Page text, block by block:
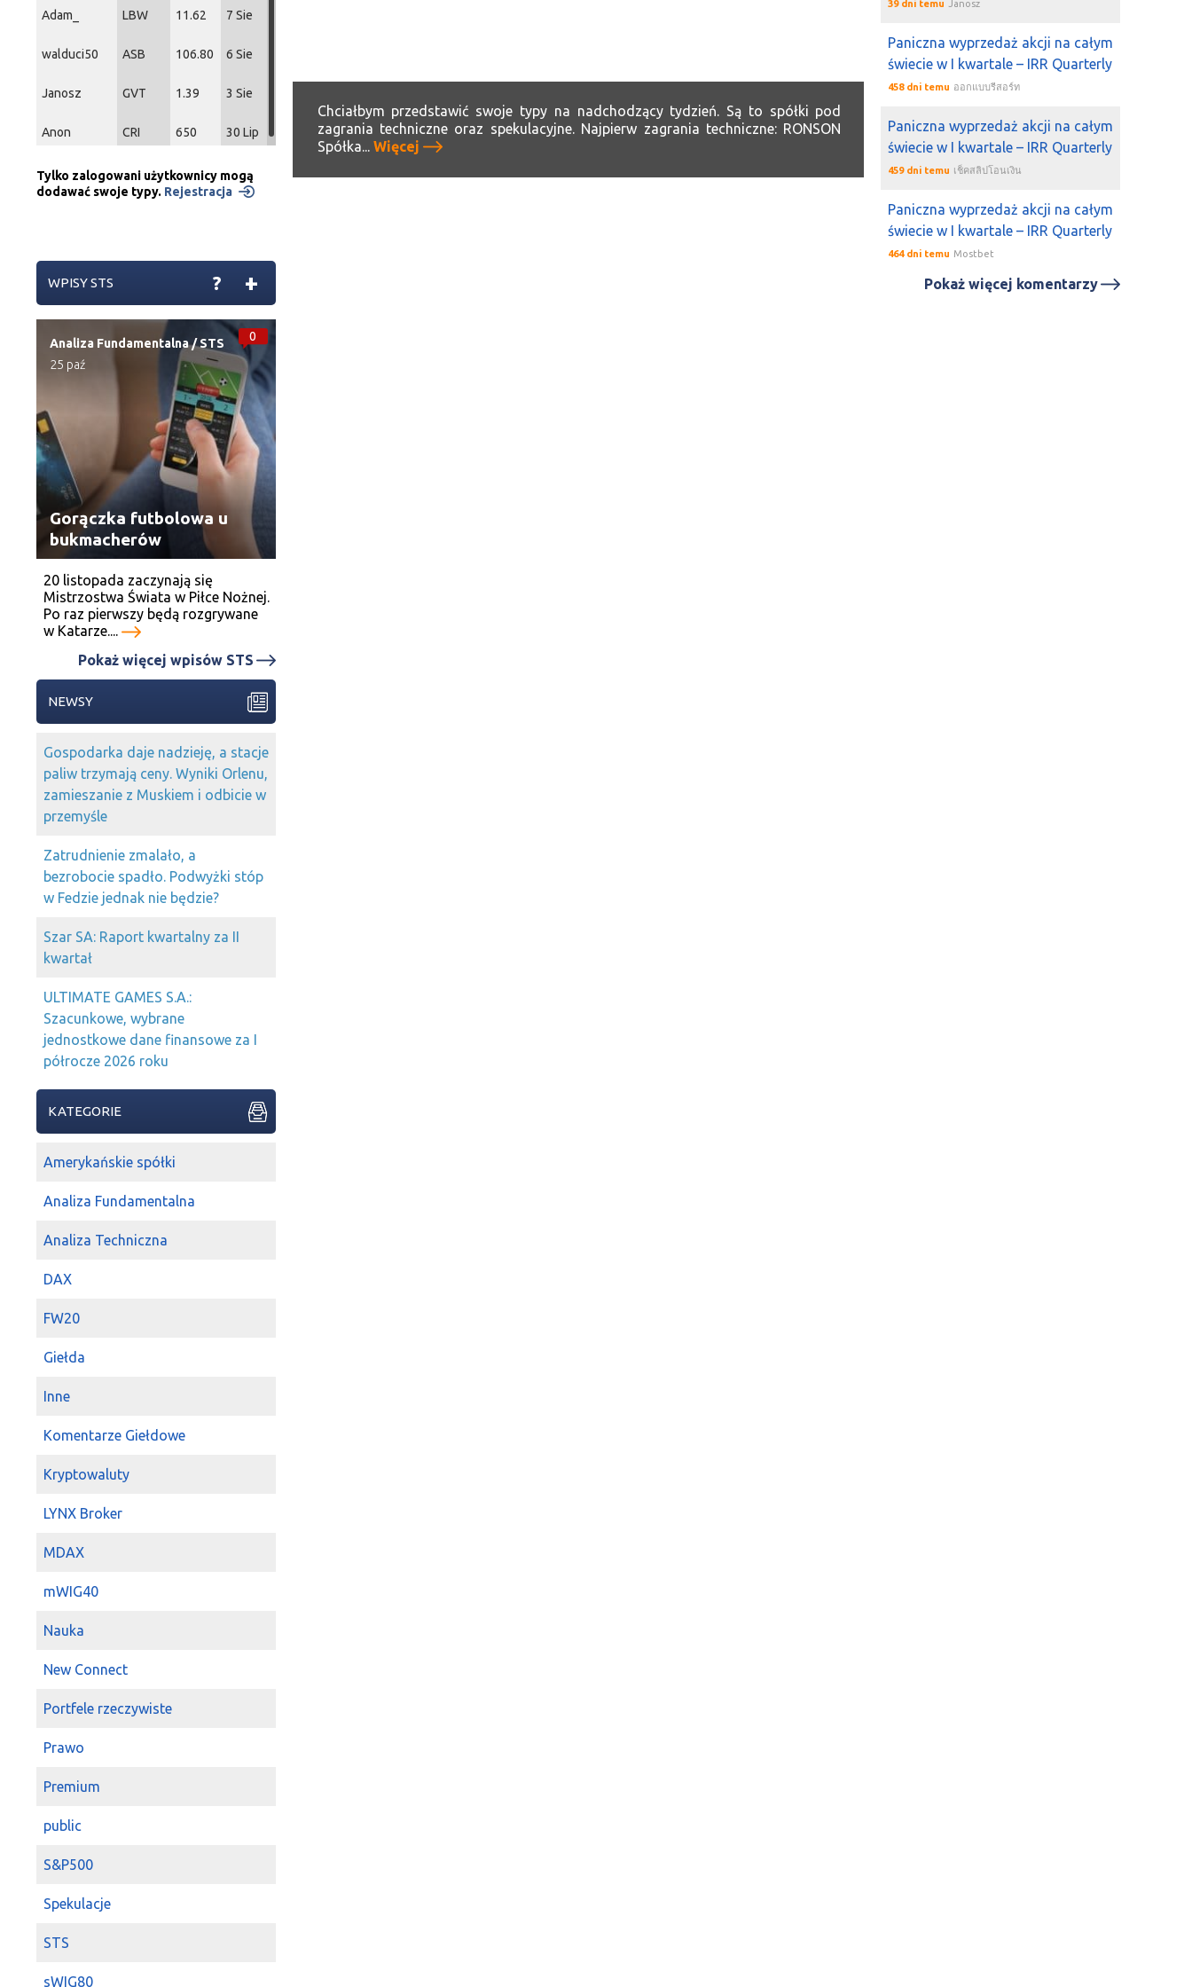
Chciałbym przedstawić swoje typy na nadchodzący tydzień. Są to spółki pod
zagrania techniczne oraz spekulacyjne. Najpierw zagrania techniczne: RONSON
Spółka... Więcej
Adam_ LBW 11.62 7 Sie
walduci50 ASB 106.80 6 Sie
Janosz GVT 1.39 3 Sie
Anon CRI 650 30 Lip
Tylko zalogowani użytkownicy mogą
dodawać swoje typy. Rejestracja
WPISY STS +
?
0
Analiza Fundamentalna/STS
25 paź
Gorączka futbolowa u
bukmacherów
20 listopada zaczynają się
Mistrzostwa Świata w Piłce Nożnej.
Po raz pierwszy będą rozgrywane
w Katarze....
Pokaż więcej wpisów STS
NEWSY
Gospodarka daje nadzieję, a stacje
paliw trzymają ceny. Wyniki Orlenu,
zamieszanie z Muskiem i odbicie w
przemyśle
Zatrudnienie zmalało, a
bezrobocie spadło. Podwyżki stóp
w Fedzie jednak nie będzie?
Szar SA: Raport kwartalny za II
kwartał
ULTIMATE GAMES S.A.:
Szacunkowe, wybrane
jednostkowe dane finansowe za I
półrocze 2026 roku
KATEGORIE
Amerykańskie spółki
Analiza Fundamentalna
Analiza Techniczna
DAX
FW20
Giełda
Inne
Komentarze Giełdowe
Kryptowaluty
LYNX Broker
MDAX
mWIG40
Nauka
New Connect
Portfele rzeczywiste
Prawo
Premium
public
S&P500
Spekulacje
STS
sWIG80
39 dni temu Janosz
Paniczna wyprzedaż akcji na całym
świecie w I kwartale – IRR Quarterly
458 dni temu ออกแบบรีสอร์ท
Paniczna wyprzedaż akcji na całym
świecie w I kwartale – IRR Quarterly
459 dni temu เช็คสลิปโอนเงิน
Paniczna wyprzedaż akcji na całym
świecie w I kwartale – IRR Quarterly
464 dni temu Mostbet
Pokaż więcej komentarzy